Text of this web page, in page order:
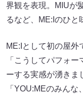
界観を表現。MIUが
るなど、ME:Iのひと
ME:Iとして初の屋外
「こうしてパフォ
ーする実感が湧きま
「YOU:MEのみん